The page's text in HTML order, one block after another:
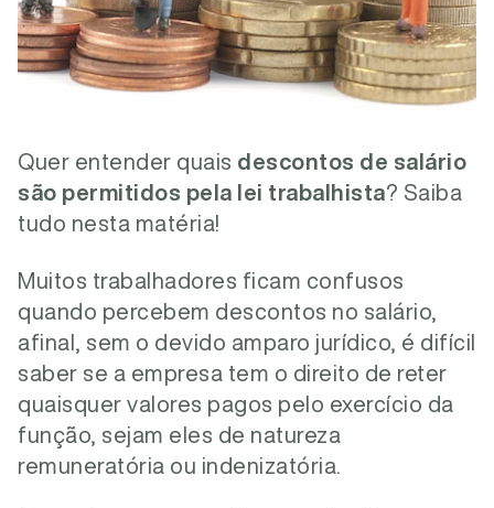
Quer entender quais descontos de salário
são permitidos pela lei trabalhista? Saiba
tudo nesta matéria!
Muitos trabalhadores ficam confusos
quando percebem descontos no salário,
afinal, sem o devido amparo jurídico, é difícil
saber se a empresa tem o direito de reter
quaisquer valores pagos pelo exercício da
função, sejam eles de natureza
remuneratória ou indenizatória.